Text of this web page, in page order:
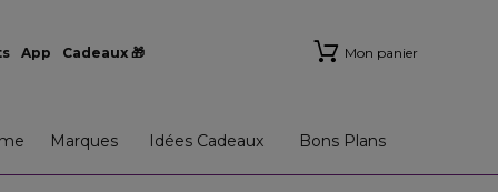
App Cadeaux 🎁 Mon panier
Marques Idées Cadeaux Bons Plans